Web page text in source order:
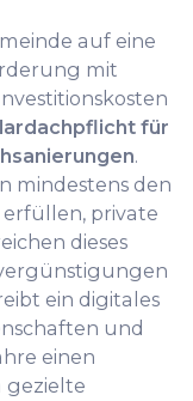
auf eine
mit
für
.
mindestens den
erfüllen, private
dieses
ein digitales
und
einen
gezielte